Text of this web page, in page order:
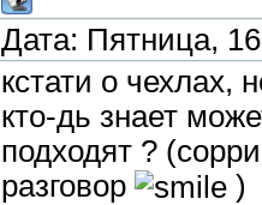
Дата: Пятница,
кстати о чехлах,
кто-дь знает
подходят ?
разговор
)